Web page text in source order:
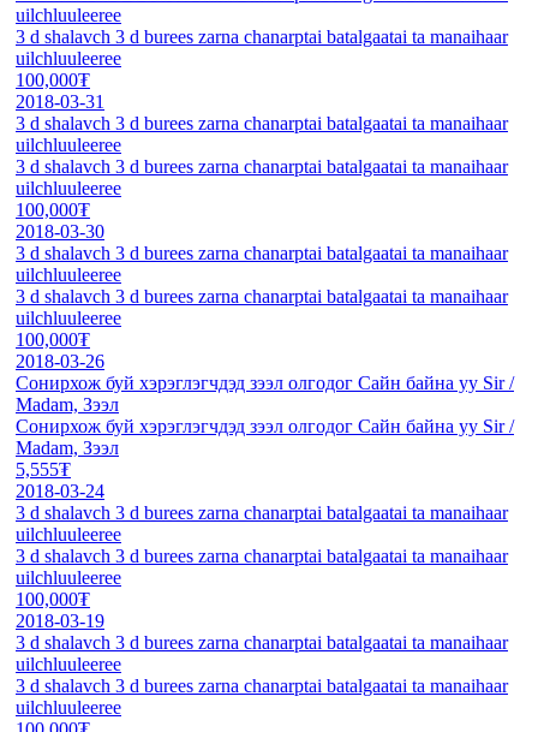
uilchluuleeree
3 d shalavch 3 d burees zarna chanarptai batalgaatai ta manaihaar
uilchluuleeree
100,000₮
2018-03-31
3 d shalavch 3 d burees zarna chanarptai batalgaatai ta manaihaar
uilchluuleeree
3 d shalavch 3 d burees zarna chanarptai batalgaatai ta manaihaar
uilchluuleeree
100,000₮
2018-03-30
3 d shalavch 3 d burees zarna chanarptai batalgaatai ta manaihaar
uilchluuleeree
3 d shalavch 3 d burees zarna chanarptai batalgaatai ta manaihaar
uilchluuleeree
100,000₮
2018-03-26
Сонирхож буй хэрэглэгчдэд зээл олгодог Сайн байна уу Sir /
Madam, Зээл
Сонирхож буй хэрэглэгчдэд зээл олгодог Сайн байна уу Sir /
Madam, Зээл
5,555₮
2018-03-24
3 d shalavch 3 d burees zarna chanarptai batalgaatai ta manaihaar
uilchluuleeree
3 d shalavch 3 d burees zarna chanarptai batalgaatai ta manaihaar
uilchluuleeree
100,000₮
2018-03-19
3 d shalavch 3 d burees zarna chanarptai batalgaatai ta manaihaar
uilchluuleeree
3 d shalavch 3 d burees zarna chanarptai batalgaatai ta manaihaar
uilchluuleeree